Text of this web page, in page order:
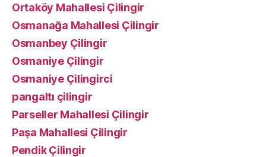
Ortaköy Mahallesi Çilingir
Osmanağa Mahallesi Çilingir
Osmanbey Çilingir
Osmaniye Çilingir
Osmaniye Çilingirci
pangaltı çilingir
Parseller Mahallesi Çilingir
Paşa Mahallesi Çilingir
Pendik Çilingir